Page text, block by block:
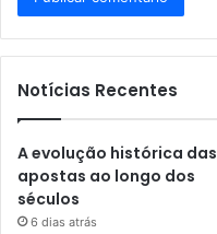
Notícias Recentes
A evolução histórica das
apostas ao longo dos
séculos
6 dias atrás